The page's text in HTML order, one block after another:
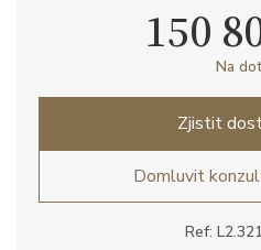
Ref:
150
Na
Zjistit
Domluvit